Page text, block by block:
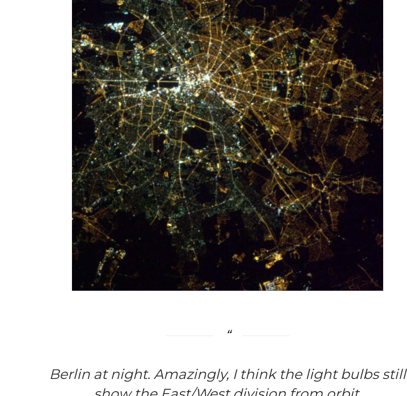
Berlin at night. Amazingly, I think the light bulbs still